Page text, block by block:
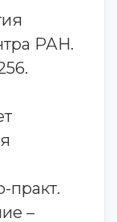
РАН.
практ.
–